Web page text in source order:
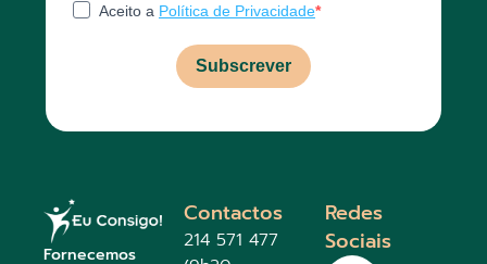
Aceito a Política de Privacidade
Subscrever
Fornecemos
Contactos
214 571 477
Redes
Sociais